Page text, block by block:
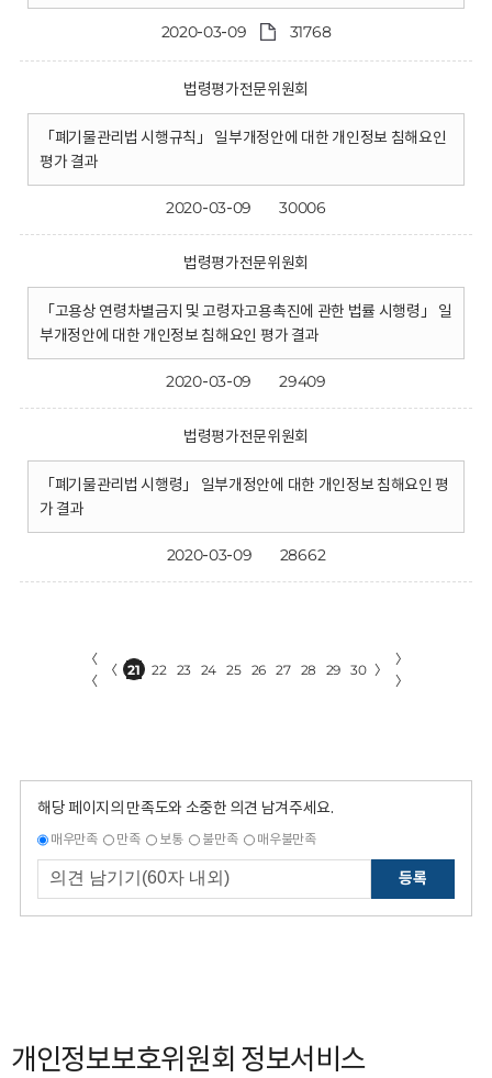
2020-03-09 31768
법령평가전문위원회
「폐기물관리법 시행규칙」 일부개정안에 대한 개인정보 침해요인
평가 결과
2020-03-09 30006
법령평가전문위원회
「고용상 연령차별금지 및 고령자고용촉진에 관한 법률 시행령」 일
부개정안에 대한 개인정보 침해요인 평가 결과
2020-03-09 29409
법령평가전문위원회
「폐기물관리법 시행령」 일부개정안에 대한 개인정보 침해요인 평
가 결과
2020-03-09 28662
〈
〈
〈 21 22 23 24 25 26 27 28 29 30 〉
〉
〉
해당 페이지의 만족도와 소중한 의견 남겨주세요.
매우만족 만족 보통 불만족 매우불만족
등록
개인정보보호위원회 정보서비스